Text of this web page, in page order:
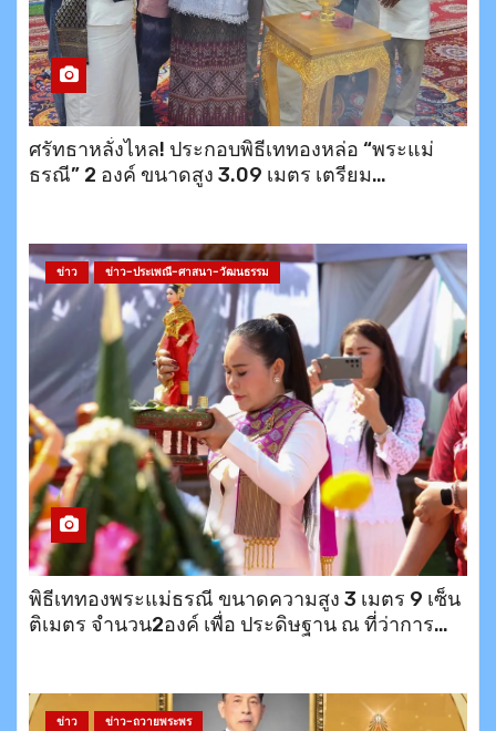
ศรัทธาหลั่งไหล! ประกอบพิธีเททองหล่อ “พระแม่
ธรณี” 2 องค์ ขนาดสูง 3.09 เมตร เตรียม
ประชาชน
ข่าว ข่าว-ประเพณี-ศาสนา-วัฒนธรรม
พิธีเททองพระแม่ธรณี ขนาดความสูง 3 เมตร 9 เซ็น
ติเมตร จำนวน2องค์ เพื่อ ประดิษฐาน ณ ที่ว่าการ
พระตำหนักพัทยา
ข่าว ข่าว-ถวายพระพร